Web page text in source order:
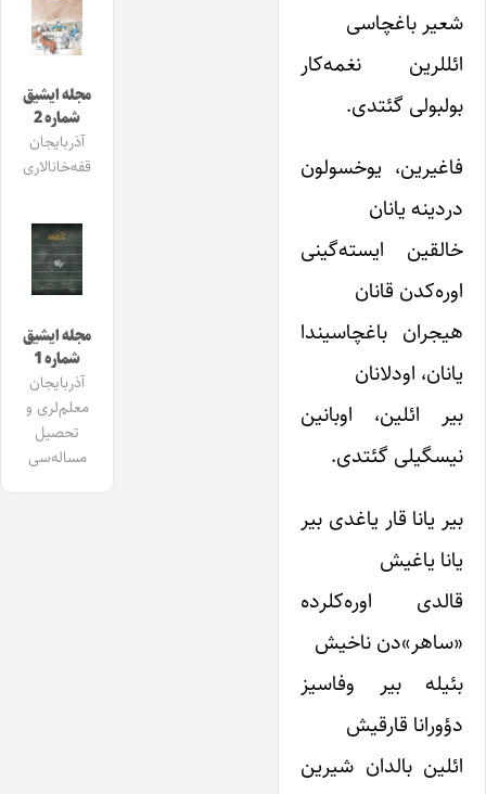
شعیر باغچاسی
ائللرین نغمه‌کار
بولبولی گئتدی.
فاغیرین، یوخسولون
دردینه یانان
خالقین ایسته‌گینی
اوره‌کدن قانان
هیجران باغچاسیندا
یانان، اودلانان
بیر ائلین، اوبانین
نیسگیلی گئتدی.
بیر یانا قار یاغدی بیر
یانا یاغیش
قالدی اوره‌کلرده
«ساهر»دن ناخیش
بئیله بیر وفاسیز
دؤورانا قارقیش
ائلین بالدان شیرین
مجله ایشیق
شماره 2
آذربایجان
قفه‌خانالاری
مجله ایشیق
شماره 1
آذربایجان
معلم‌لری و
تحصیل
مساله‌سی